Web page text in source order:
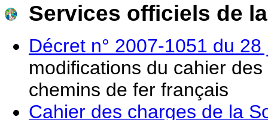
Services officiels de
Décret n° 2007-1051 du
modifications du cahier
chemins de fer français
Cahier des charges de la